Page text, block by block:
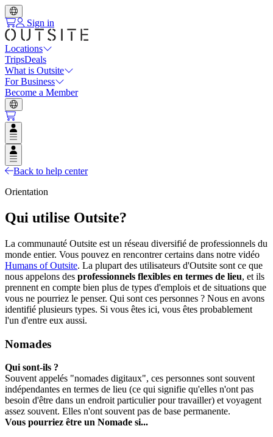
Sign in
Locations
TripsDeals
What is Outsite
For Business
Become a Member
Open user menu
Open user menu
Back to help center
Orientation
Qui utilise Outsite?
La communauté Outsite est un réseau diversifié de professionnels du
monde entier. Vous pouvez en rencontrer certains dans notre vidéo
Humans of Outsite. La plupart des utilisateurs d'Outsite sont ce que
nous appelons des professionnels flexibles en termes de lieu, et ils
prennent en compte bien plus de types d'emplois et de situations que
vous ne pourriez le penser. Qui sont ces personnes ? Nous en avons
identifié plusieurs types. Si vous êtes ici, vous êtes probablement
l'un d'entre eux aussi.
Nomades
Qui sont-ils ?
Souvent appelés "nomades digitaux", ces personnes sont souvent
indépendantes en termes de lieu (ce qui signifie qu'elles n'ont pas
besoin d'être dans un endroit particulier pour travailler) et voyagent
assez souvent. Elles n'ont souvent pas de base permanente.
Vous pourriez être un Nomade si...